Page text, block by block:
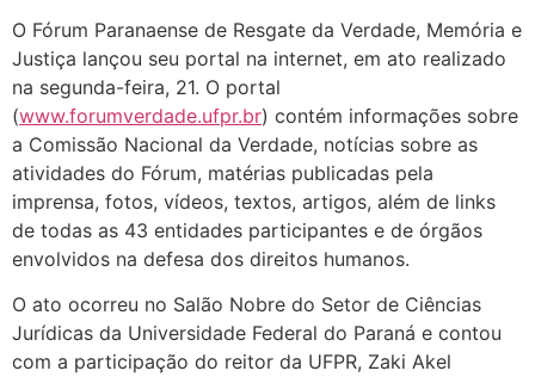
O Fórum Paranaense de Resgate da Verdade, Memória e
Justiça lançou seu portal na internet, em ato realizado
na segunda-feira, 21. O portal
(www.forumverdade.ufpr.br) contém informações sobre
a Comissão Nacional da Verdade, notícias sobre as
atividades do Fórum, matérias publicadas pela
imprensa, fotos, vídeos, textos, artigos, além de links
de todas as 43 entidades participantes e de órgãos
envolvidos na defesa dos direitos humanos.
O ato ocorreu no Salão Nobre do Setor de Ciências
Jurídicas da Universidade Federal do Paraná e contou
com a participação do reitor da UFPR, Zaki Akel